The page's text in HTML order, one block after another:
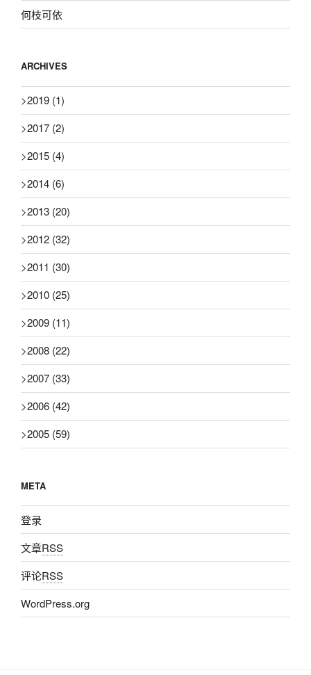
何枝可依
ARCHIVES
>2019 (1)
>2017 (2)
>2015 (4)
>2014 (6)
>2013 (20)
>2012 (32)
>2011 (30)
>2010 (25)
>2009 (11)
>2008 (22)
>2007 (33)
>2006 (42)
>2005 (59)
META
登录
文章RSS
评论RSS
WordPress.org